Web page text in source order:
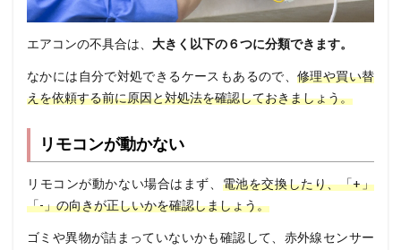
エアコンの不具合は、 大きく以下の６つに分類できます。
なかには自分で対処できるケースもあるので、修理や買い替
えを依頼する前に原因と対処法を確認しておきましょう。
リモコンが動かない
リモコンが動かない場合はまず、 電池を交換したり、「+」
「-」の向きが正しいかを確認しましょう。
ゴミや異物が詰まっていないかも確認して、赤外線センサー